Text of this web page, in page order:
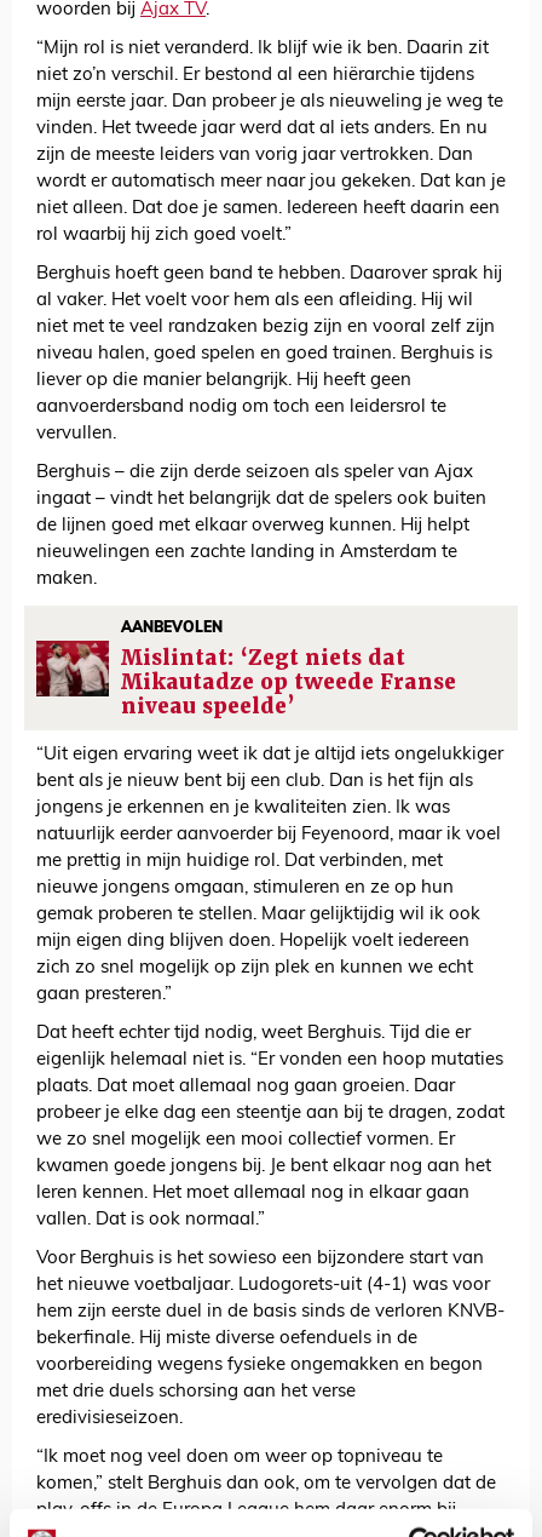
woorden bij Ajax TV.
“Mijn rol is niet veranderd. Ik blijf wie ik ben. Daarin zit
niet zo’n verschil. Er bestond al een hiërarchie tijdens
mijn eerste jaar. Dan probeer je als nieuweling je weg te
vinden. Het tweede jaar werd dat al iets anders. En nu
zijn de meeste leiders van vorig jaar vertrokken. Dan
wordt er automatisch meer naar jou gekeken. Dat kan je
niet alleen. Dat doe je samen. Iedereen heeft daarin een
rol waarbij hij zich goed voelt.”
Berghuis hoeft geen band te hebben. Daarover sprak hij
al vaker. Het voelt voor hem als een afleiding. Hij wil
niet met te veel randzaken bezig zijn en vooral zelf zijn
niveau halen, goed spelen en goed trainen. Berghuis is
liever op die manier belangrijk. Hij heeft geen
aanvoerdersband nodig om toch een leidersrol te
vervullen.
Berghuis – die zijn derde seizoen als speler van Ajax
ingaat – vindt het belangrijk dat de spelers ook buiten
de lijnen goed met elkaar overweg kunnen. Hij helpt
nieuwelingen een zachte landing in Amsterdam te
maken.
AANBEVOLEN
Mislintat: ‘Zegt niets dat
Mikautadze op tweede Franse
niveau speelde’
“Uit eigen ervaring weet ik dat je altijd iets ongelukkiger
bent als je nieuw bent bij een club. Dan is het fijn als
jongens je erkennen en je kwaliteiten zien. Ik was
natuurlijk eerder aanvoerder bij Feyenoord, maar ik voel
me prettig in mijn huidige rol. Dat verbinden, met
nieuwe jongens omgaan, stimuleren en ze op hun
gemak proberen te stellen. Maar gelijktijdig wil ik ook
mijn eigen ding blijven doen. Hopelijk voelt iedereen
zich zo snel mogelijk op zijn plek en kunnen we echt
gaan presteren.”
Dat heeft echter tijd nodig, weet Berghuis. Tijd die er
eigenlijk helemaal niet is. “Er vonden een hoop mutaties
plaats. Dat moet allemaal nog gaan groeien. Daar
probeer je elke dag een steentje aan bij te dragen, zodat
we zo snel mogelijk een mooi collectief vormen. Er
kwamen goede jongens bij. Je bent elkaar nog aan het
leren kennen. Het moet allemaal nog in elkaar gaan
vallen. Dat is ook normaal.”
Voor Berghuis is het sowieso een bijzondere start van
het nieuwe voetbaljaar. Ludogorets-uit (4-1) was voor
hem zijn eerste duel in de basis sinds de verloren KNVB-
bekerfinale. Hij miste diverse oefenduels in de
voorbereiding wegens fysieke ongemakken en begon
met drie duels schorsing aan het verse
eredivisieseizoen.
“Ik moet nog veel doen om weer op topniveau te
komen,” stelt Berghuis dan ook, om te vervolgen dat de
play-offs in de Europa League hem daar enorm bij